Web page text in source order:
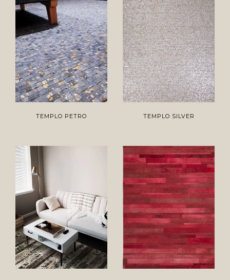
TEMPLO PETRO TEMPLO SILVER